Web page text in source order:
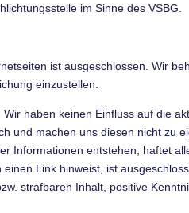
im Sinne des VSBG.
ist ausgeschlossen. Wir
einzustellen.
haben keinen Einfluss auf die
und machen uns diesen nicht zu
Informationen entstehen, haftet
Link hinweist, ist
strafbaren Inhalt, positive